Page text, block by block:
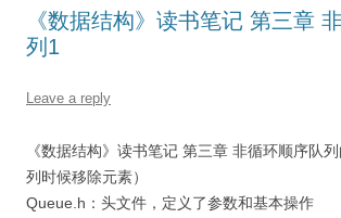
《数据结构》读书笔记 第三章
列1
Leave a reply
《数据结构》读书笔记 第三章 非循环顺序队
列时候移除元素）
Queue.h：头文件，定义了参数和基本操作